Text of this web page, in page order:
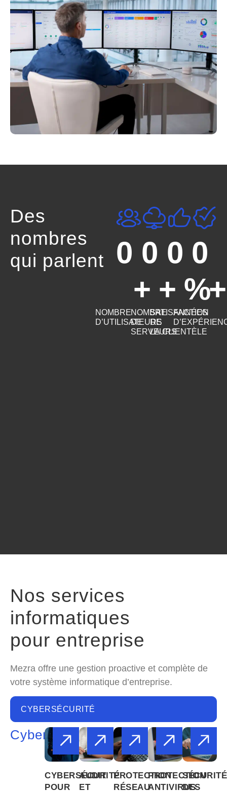
Des
nombres
qui parlent
NOMBRE
D’UTILISATEURS
0
+
NOMBRE
DE
SERVEURS
0
+
SATISFACTION
DE
LA CLIENTÈLE
0
%
ANNÉES
0
+
Nos services
informatiques
pour entreprise
Mezra offre une gestion proactive et complète de
votre système informatique d’entreprise.
CYBERSÉCURITÉ
Cybersécurité
CYBERSÉCURITÉ
POUR
AUDIT
ET
PROTECTION
RÉSEAU
PROTECTION
ANTIVIRUS
SÉCURITÉ
DES